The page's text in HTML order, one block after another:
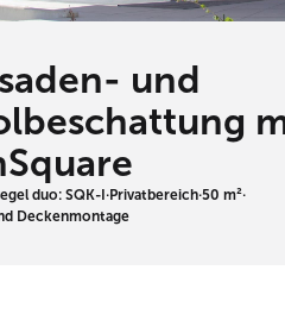
und
duo: SQK-I ·Privatbereich·50 m²·
Deckenmontage